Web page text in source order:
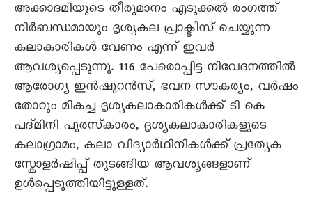
അക്കാദമിയുടെ തീരുമാനം എടുക്കൽ രംഗത്ത്
നിർബന്ധമായും ദൃശ്യകല പ്രാക്ടീസ് ചെയ്യുന്ന
കലാകാരികള്‍ വേണം എന്ന് ഇവർ
ആവശ്യപ്പെടുന്നു. 116 പേരൊപ്പിട്ട നിവേദനത്തിൽ
ആരോഗ്യ ഇൻഷുറൻസ്, ഭവന സൗകര്യം, വര്‍ഷം
തോറും മികച്ച ദൃശ്യകലാകാരികള്‍ക്ക് ടി കെ
പദ്മിനി പുരസ്‌കാരം, ദൃശ്യകലാകാരികളുടെ
കലാഗ്രാമം, കലാ വിദ്യാര്‍ഥിനികൾക്ക് പ്രത്യേക
സ്കോളർഷിപ്പ്‌ തുടങ്ങിയ ആവശ്യങ്ങളാണ്
ഉൾപ്പെടുത്തിയിട്ടുള്ളത്.